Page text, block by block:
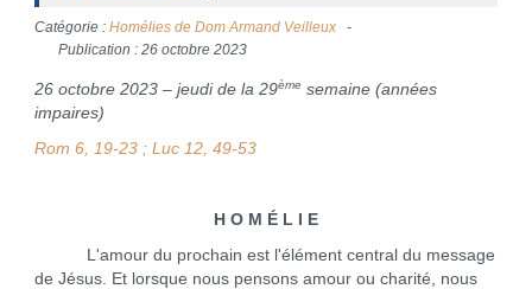
Catégorie : Homélies de Dom Armand Veilleux
Publication : 26 octobre 2023
26 octobre 2023 – jeudi de la 29ème semaine (années
impaires)
Rom 6, 19-23 ; Luc 12, 49-53
H O M É L I E
L'amour du prochain est l'élément central du message
de Jésus. Et lorsque nous pensons amour ou charité, nous